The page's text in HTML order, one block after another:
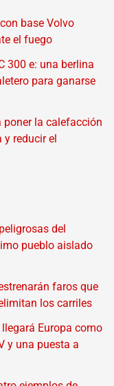
base Volvo
el fuego
300 e: una berlina
para ganarse
poner la calefacción
reducir el
del
pueblo aislado
faros que
los carriles
Europa como
y una puesta a